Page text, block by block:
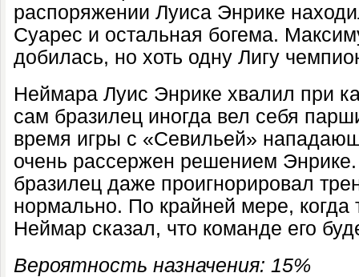
распоряжении Луиса Энрике
Суарес и остальная богема.
добилась, но хоть одну Лигу
Неймара Луис Энрике хвалил при
сам бразилец иногда вел себя
время игры с «Севильей»
очень рассержен решением
бразилец даже проигнорировал
нормально. По крайней мере, когда
Неймар сказал, что команде его
Вероятность назначения: 15%